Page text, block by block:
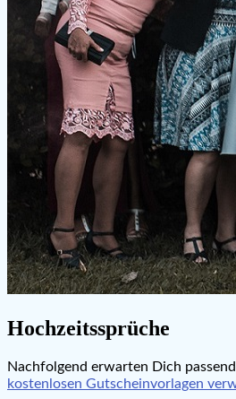
Hochzeitssprüche
Nachfolgend erwarten Dich
kostenlosen Gutscheinvorlagen